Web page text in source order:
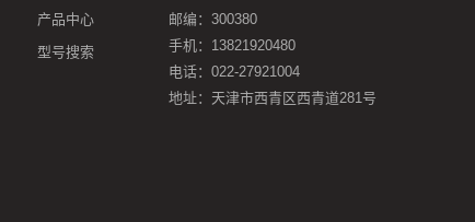
产品中心
型号搜索
邮编：300380
手机：13821920480
电话：022-27921004
地址：天津市西青区西青道281号